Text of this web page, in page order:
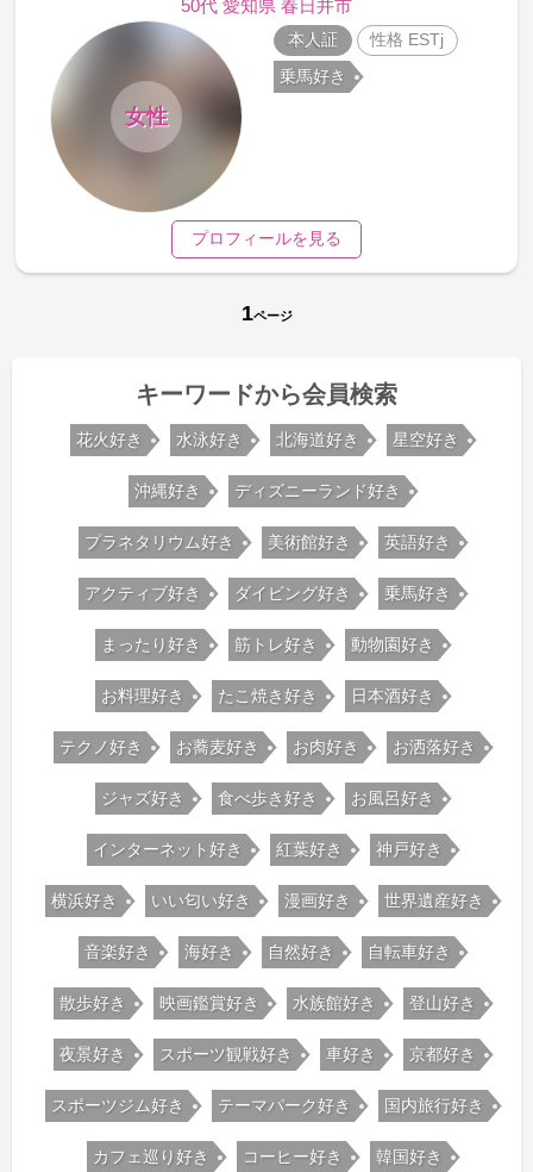
50代 愛知県 春日井市
女性
本人証 性格 ESTj
乗馬好き
プロフィールを見る
1ページ
キーワードから会員検索
花火好き 水泳好き 北海道好き 星空好き
沖縄好き ディズニーランド好き
プラネタリウム好き 美術館好き 英語好き
アクティブ好き ダイビング好き 乗馬好き
まったり好き 筋トレ好き 動物園好き
お料理好き たこ焼き好き 日本酒好き
テクノ好き お蕎麦好き お肉好き お洒落好き
ジャズ好き 食べ歩き好き お風呂好き
インターネット好き 紅葉好き 神戸好き
横浜好き いい匂い好き 漫画好き 世界遺産好き
音楽好き 海好き 自然好き 自転車好き
散歩好き 映画鑑賞好き 水族館好き 登山好き
夜景好き スポーツ観戦好き 車好き 京都好き
スポーツジム好き テーマパーク好き 国内旅行好き
カフェ巡り好き コーヒー好き 韓国好き